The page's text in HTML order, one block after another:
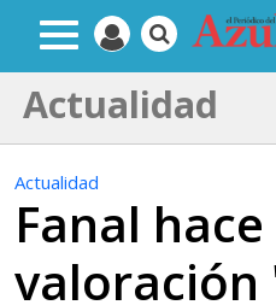
Actualidad
Actualidad
Fanal